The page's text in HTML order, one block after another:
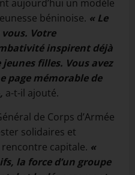
aujourd’hui un modèle
béninoise. « Le
Votre
inspirent déjà
filles. Vous avez
page mémorable de
a-t-il ajouté.
de Corps d’Armée
solidaires et
capitale. «
la force d’un groupe